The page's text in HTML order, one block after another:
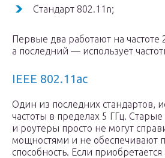
Стандарт 802.11n;
Первые два работают на частоте
а последний — использует
IEEE 802.11ac
Один из последних стандартов,
частоты в пределах 5 ГГц.
и роутеры просто не могут
мощностями и не обеспечивают
способность. Если